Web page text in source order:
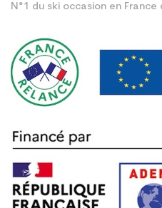
N°1 du ski occasion en France